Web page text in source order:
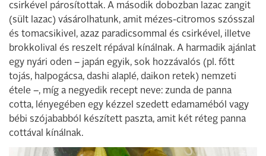
csirkével párosítottak. A második dobozban lazac zangit
(sült lazac) vásárolhatunk, amit mézes-citromos szósszal
és tomacsikivel, azaz paradicsommal és csirkével, illetve
brokkolival és reszelt répával kínálnak. A harmadik ajánlat
egy nyári oden – japán egyik, sok hozzávalós (pl. főtt
tojás, halpogácsa, dashi alaplé, daikon retek) nemzeti
étele –, míg a negyedik recept neve: zunda de panna
cotta, lényegében egy kézzel szedett edamaméból vagy
bébi szójababból készített paszta, amit két réteg panna
cottával kínálnak.